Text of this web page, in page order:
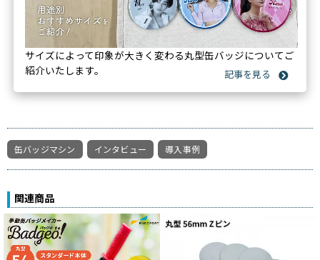
サイズによって印象が大きく変わる丸型缶バッジについてご
紹介いたします。
缶バッジマシン インタビュー 導入事例
関連商品